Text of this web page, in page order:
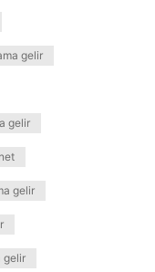
gelir
gelir
gelir
gelir